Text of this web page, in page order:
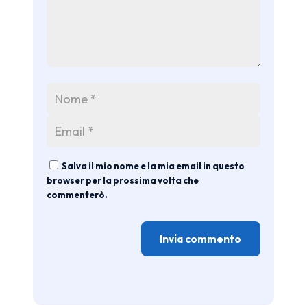
Salva il mio nome e la mia email in questo
browser per la prossima volta che
commenterò.